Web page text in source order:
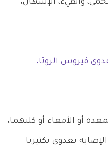
فيروس الروتا.
أو الأمعاء أو كليهما،
بعدوى بكتيريا